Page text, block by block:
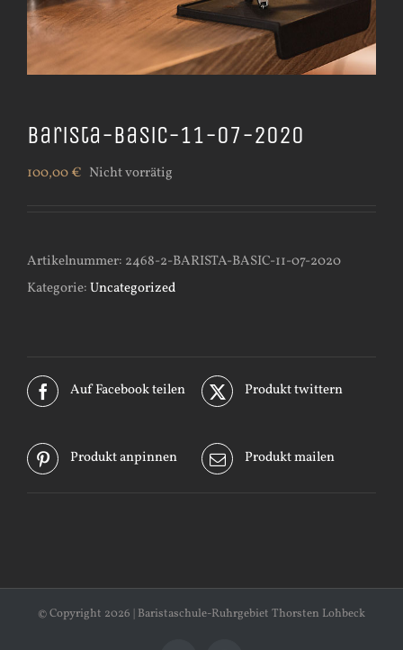
Barista-Basic-11-07-2020
100,00€ Nicht vorrätig
Artikelnummer: 2468-2-BARISTA-BASIC-11-07-2020
Kategorie:Uncategorized
Auf Facebook teilen Produkt twittern
Produkt anpinnen Produkt mailen
© Copyright 2026 | Baristaschule-Ruhrgebiet Thorsten Lohbeck